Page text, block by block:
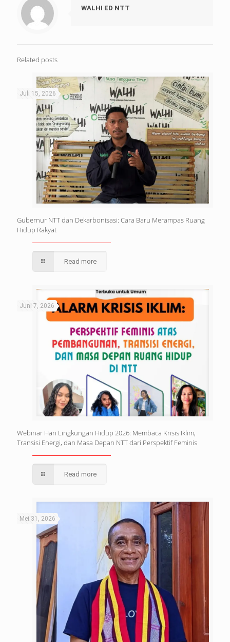
WALHI ED NTT
Related posts
Juli 15, 2026
Gubernur NTT dan Dekarbonisasi: Cara Baru Merampas Ruang
Hidup Rakyat
Read more
Juni 7, 2026
Webinar Hari Lingkungan Hidup 2026: Membaca Krisis Iklim,
Transisi Energi, dan Masa Depan NTT dari Perspektif Feminis
Read more
Mei 31, 2026